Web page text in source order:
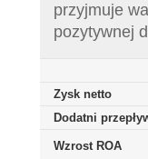
przyjmuje
pozytywnej
Zysk netto
Dodatni
Wzrost ROA